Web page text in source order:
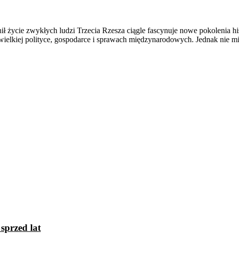
życie zwykłych ludzi Trzecia Rzesza ciągle fascynuje nowe pokolenia
polityce, gospodarce i sprawach międzynarodowych. Jednak nie
lat